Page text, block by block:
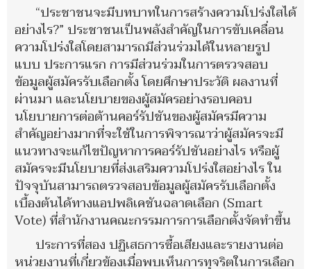
“ประชาชนจะมีบทบาทในการสร้างความโปร่งใสได้
อย่างไร?” ประชาชนเป็นพลังสำคัญในการขับเคลื่อน
ความโปร่งใสโดยสามารถมีส่วนร่วมได้ในหลายรูป
แบบ ประการแรก การมีส่วนร่วมในการตรวจสอบ
ข้อมูลผู้สมัครรับเลือกตั้ง โดยศึกษาประวัติ ผลงานที่
ผ่านมา และนโยบายของผู้สมัครอย่างรอบคอบ
นโยบายการต่อต้านคอร์รัปชันของผู้สมัครมีความ
สำคัญอย่างมากที่จะใช้ในการพิจารณาว่าผู้สมัครจะมี
แนวทางจะแก้ไขปัญหาการคอร์รัปชันอย่างไร หรือผู้
สมัครจะมีนโยบายที่ส่งเสริมความโปร่งใสอย่างไร ใน
ปัจจุบันสามารถตรวจสอบข้อมูลผู้สมัครรับเลือกตั้ง
เบื้องต้นได้ทางแอปพลิเคชันฉลาดเลือก (Smart
Vote) ที่สำนักงานคณะกรรมการการเลือกตั้งจัดทำขึ้น
ประการที่สอง ปฏิเสธการซื้อเสียงและรายงานต่อ
หน่วยงานที่เกี่ยวข้องเมื่อพบเห็นการทุจริตในการเลือก